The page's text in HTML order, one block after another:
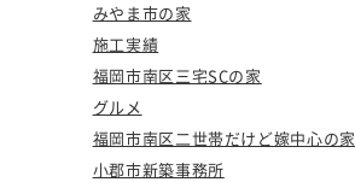
みやま市の家
施工実績
福岡市南区三宅SCの家
グルメ
福岡市南区二世帯だけど嫁中心の家
小郡市新築事務所